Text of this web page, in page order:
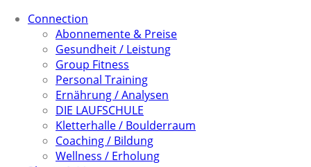
Connection
Abonnemente & Preise
Gesundheit / Leistung
Group Fitness
Personal Training
Ernährung / Analysen
DIE LAUFSCHULE
Kletterhalle / Boulderraum
Coaching / Bildung
Wellness / Erholung